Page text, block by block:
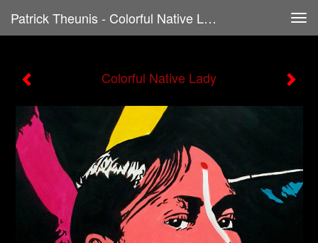
Patrick Theunis - Colorful Native Lady
Colorful Native Lady